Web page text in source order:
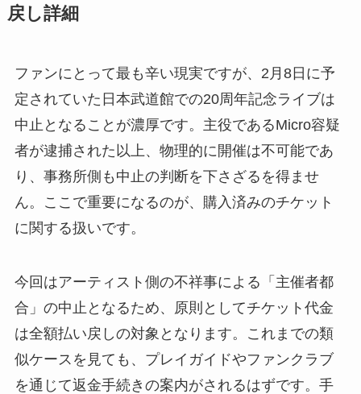
戻し詳細
ファンにとって最も辛い現実ですが、2月8日に予
定されていた日本武道館での20周年記念ライブは
中止となることが濃厚です。主役であるMicro容疑
者が逮捕された以上、物理的に開催は不可能であ
り、事務所側も中止の判断を下さざるを得ませ
ん。ここで重要になるのが、購入済みのチケット
に関する扱いです。
今回はアーティスト側の不祥事による「主催者都
合」の中止となるため、原則としてチケット代金
は全額払い戻しの対象となります。これまでの類
似ケースを見ても、プレイガイドやファンクラブ
を通じて返金手続きの案内がされるはずです。手